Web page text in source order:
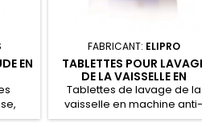
EN
FABRICANT: ELIPRO
TABLETTES POUR LAVAGE
DE LA VAISSELLE EN
MACHINE ANTI-CALCAIRE
10 KG
Tablettes de lavage de la
vaisselle en machine anti-
calcaire.